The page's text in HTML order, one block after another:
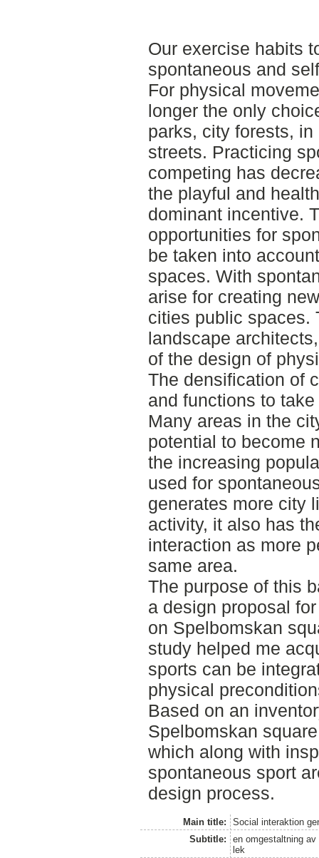
Our exercise habits
spontaneous and
For physical
longer the only
parks, city forests,
streets. Practicing
competing has
the playful and
dominant incentive.
opportunities for
be taken into
spaces. With
arise for creating
cities public spaces.
landscape
of the design of
The densification of
and functions to
Many areas in the
potential to become
the increasing
used for
generates more city
activity, it also has
interaction as more
same area.
The purpose of this
a design proposal
on Spelbomskan
study helped me
sports can be
physical
Based on an
Spelbomskan
which along with
spontaneous sport
design process.
Main title:
Social interaktion
Subtitle:
en omgestaltning
lek